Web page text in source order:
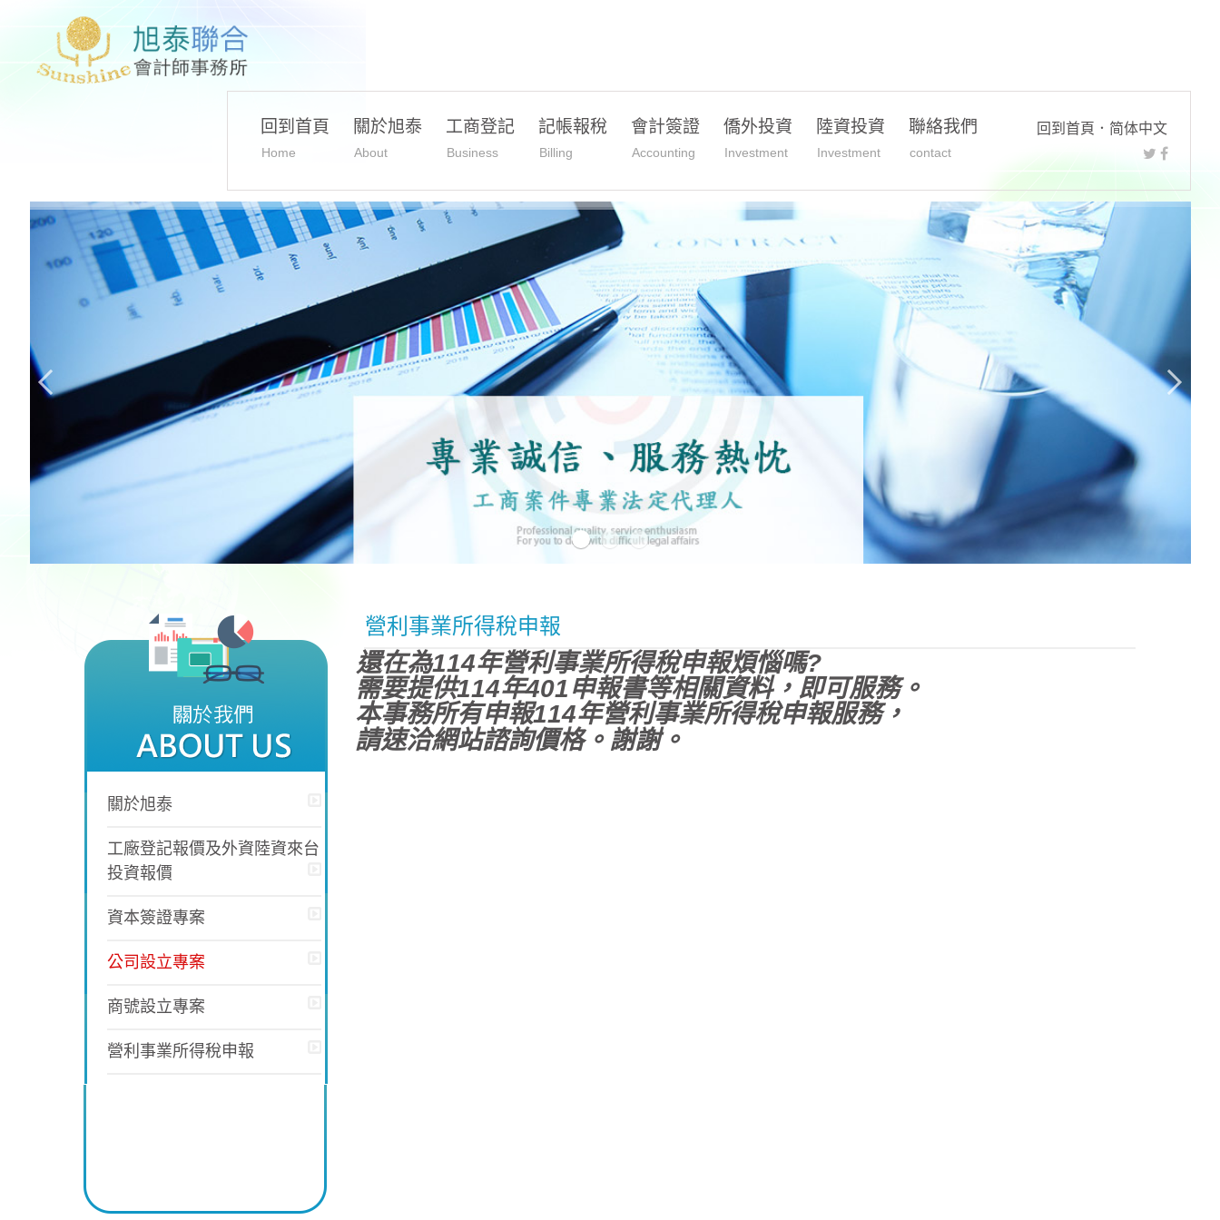
回到首頁 ． 简体中文
回到首頁
Home
關於旭泰
About
工商登記
Business
記帳報稅
Billing
會計簽證
Accounting
僑外投資
Investment
陸資投資
Investment
聯絡我們
contact
營利事業所得稅申報
還在為114年營利事業所得稅申報煩惱嗎?
需要提供114年401申報書等相關資料，即可服務。
本事務所有申報114年營利事業所得稅申報服務，
請速洽網站諮詢價格。謝謝。
關於旭泰
工廠登記報價及外資陸資來台
投資報價
資本簽證專案
公司設立專案
商號設立專案
營利事業所得稅申報